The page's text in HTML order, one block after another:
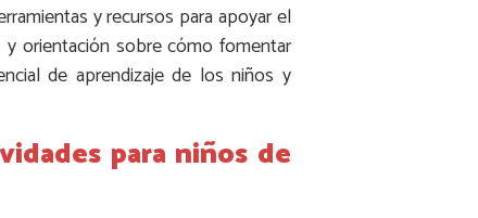
y recursos para apoyar el
y orientación sobre cómo fomentar
de aprendizaje de los niños y
para niños de